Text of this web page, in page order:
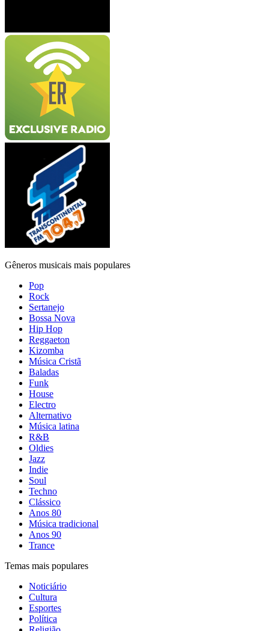
Gêneros musicais mais populares
Pop
Rock
Sertanejo
Bossa Nova
Hip Hop
Reggaeton
Kizomba
Música Cristã
Baladas
Funk
House
Electro
Alternativo
Música latina
R&B
Oldies
Jazz
Indie
Soul
Techno
Clássico
Anos 80
Música tradicional
Anos 90
Trance
Temas mais populares
Noticiário
Cultura
Esportes
Política